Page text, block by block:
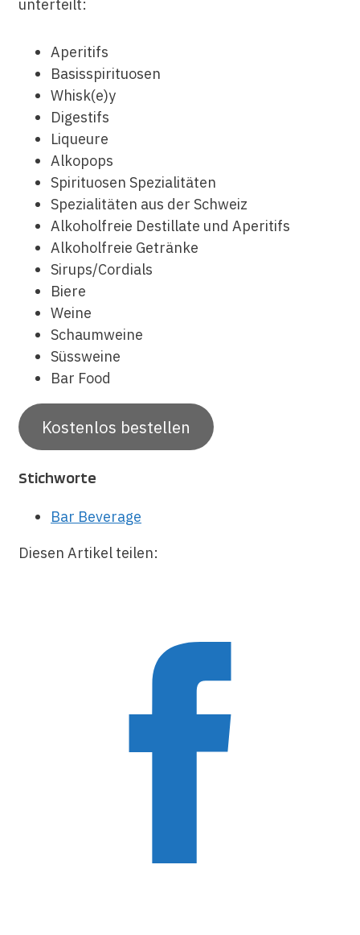
unterteilt:
Aperitifs
Basisspirituosen
Whisk(e)y
Digestifs
Liqueure
Alkopops
Spirituosen Spezialitäten
Spezialitäten aus der Schweiz
Alkoholfreie Destillate und Aperitifs
Alkoholfreie Getränke
Sirups/Cordials
Biere
Weine
Schaumweine
Süssweine
Bar Food
Kostenlos bestellen
Stichworte
Bar Beverage
Diesen Artikel teilen: